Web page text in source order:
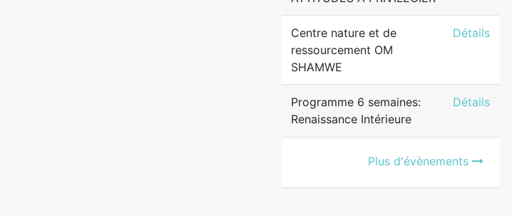
Centre nature et de
ressourcement OM
SHAMWE
Centre
Détails
Programme 6 semaines:
Renaissance Intérieure
Détails
Plus d'évènements